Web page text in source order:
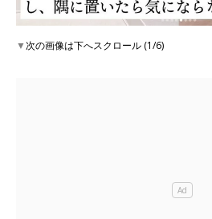
▼次の画像は下へスクロール (1/6)